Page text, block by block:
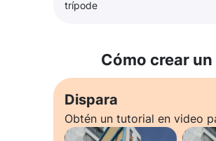
trípode
Cómo crear
Dispara
Obtén un tutorial en video